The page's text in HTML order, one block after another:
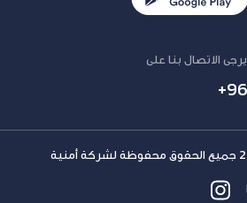
الاتصال بنا على